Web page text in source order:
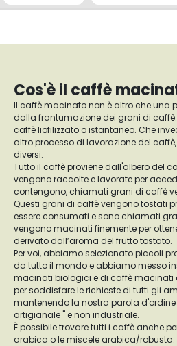
Cos'è il caffè
Il caffè macinato non è altro che una
dalla frantumazione dei grani di
caffè liofilizzato o istantaneo. Che
altro processo di lavorazione del
diversi.
Tutto il caffè proviene dall'albero del
vengono raccolte e lavorate per
contengono, chiamati grani di caffè
Questi grani di caffè vengono tostati
essere consumati e sono chiamati
vengono macinati finemente per
derivato dall’aroma del frutto tostato.
Per voi, abbiamo selezionato piccoli
da tutto il mondo e abbiamo messo
macinati biologici e di caffè macinati
per soddisfare le richieste di tutti gli
mantenendo la nostra parola
artigianale " e non industriale.
È possibile trovare tutti i caffè anche
arabica o le miscele arabica/robusta.